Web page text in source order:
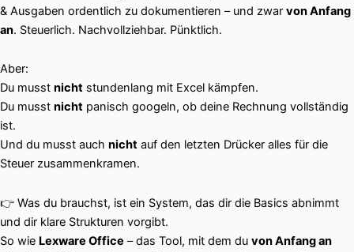
& Ausgaben ordentlich zu dokumentieren – und zwar von Anfang
an. Steuerlich. Nachvollziehbar. Pünktlich.
Aber:
Du musst nicht stundenlang mit Excel kämpfen.
Du musst nicht panisch googeln, ob deine Rechnung vollständig
ist.
Und du musst auch nicht auf den letzten Drücker alles für die
Steuer zusammenkramen.
👉 Was du brauchst, ist ein System, das dir die Basics abnimmt
und dir klare Strukturen vorgibt.
So wie Lexware Office – das Tool, mit dem du von Anfang an